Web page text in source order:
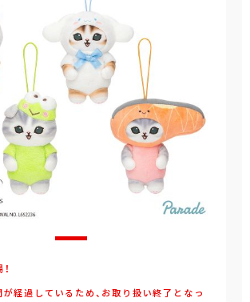
経過しているため、お取り扱い終了となっ